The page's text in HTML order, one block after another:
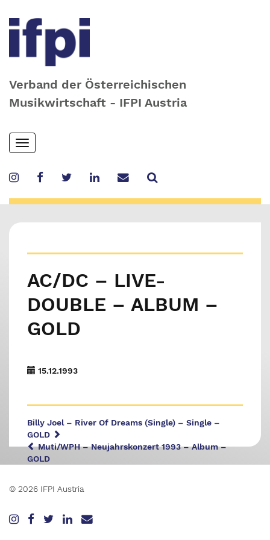
Verband der Österreichischen
Musikwirtschaft - IFPI Austria
Skip
to
content
Toggle
navigation
AC/DC – LIVE-
DOUBLE – ALBUM –
GOLD
15.12.1993
Billy Joel – River Of Dreams (Single) – Single –
GOLD
Muti/WPH – Neujahrskonzert 1993 – Album –
GOLD
© 2026 IFPI Austria